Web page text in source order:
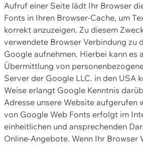
Aufruf einer Seite lädt Ihr Browser
Fonts in Ihren Browser-Cache, um
korrekt anzuzeigen. Zu diesem
verwendete Browser Verbindung zu
Google aufnehmen. Hierbei kann es
Übermittlung von
Server der Google LLC. in den USA
Weise erlangt Google Kenntnis
Adresse unsere Website aufgerufen
von Google Web Fonts erfolgt im
einheitlichen und ansprechenden
Online-Angebote. Wenn Ihr Browser